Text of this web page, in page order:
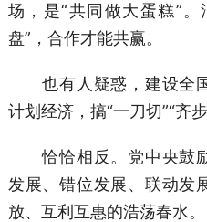
场，是“共同做大蛋糕”
盘”，合作才能共赢。
也有人疑惑，建设全国
计划经济，搞“一刀切”“齐
恰恰相反。党中央鼓励
发展、错位发展、联动发
放、互利互惠的浩荡春水。